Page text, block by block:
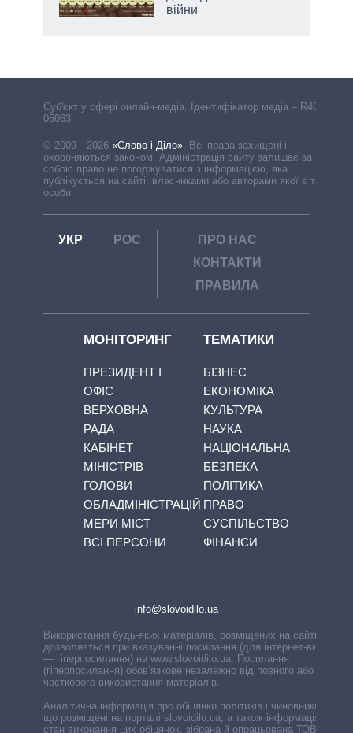
війни
Cуб'єкт у сфері онлайн-медіа. Ідентифікатор медіа – R40-
05063
© 2009—2026 «Слово і Діло». Всі права захищені і
охороняються законом. Адміністрація сайту залишає за
собою право не погоджуватися з інформацією, яка
публікується на сайті, власниками або авторами якої є треті
особи.
УКР РОС
ПРО НАС
КОНТАКТИ
ПРАВИЛА
МОНІТОРИНГ
ПРЕЗИДЕНТ І
ОФІС
ВЕРХОВНА
РАДА
КАБІНЕТ
МІНІСТРІВ
ГОЛОВИ
ОБЛАДМІНІСТРАЦІЙ
МЕРИ МІСТ
ВСІ ПЕРСОНИ
ТЕМАТИКИ
БІЗНЕС
ЕКОНОМІКА
КУЛЬТУРА
НАУКА
НАЦІОНАЛЬНА
БЕЗПЕКА
ПОЛІТИКА
ПРАВО
СУСПІЛЬСТВО
ФІНАНСИ
info@slovoidilo.ua
Використання будь-яких матеріалів, розміщених на сайті,
дозволяється при вказуванні посилання (для інтернет-видань
— гіперпосилання) на www.slovoidilo.ua. Посилання
(гіперпосилання) обов’язкове незалежно від повного або
часткового використання матеріалів.
Аналітична інформація про обіцянки політиків і чиновників,
що розміщені на порталі slovoidilo.ua, а також інформація про
стан виконання цих обіцянок, зібрана й опрацьована ТОВ «ІА